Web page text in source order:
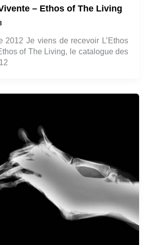
– Ethos of The Living
2012 Je viens de recevoir L’Ethos
of The Living, le catalogue des